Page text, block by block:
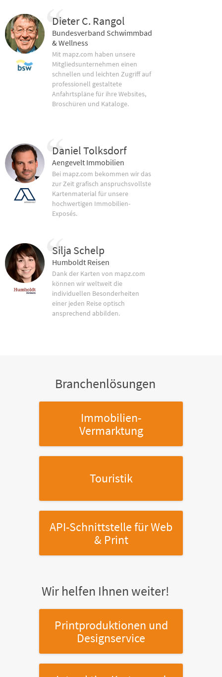
Dieter C. Rangol
Bundesverband Schwimmbad
& Wellness
Mit mapz.com haben unsere
Mitgliedsunternehmen einen
schnellen und leichten Zugriff auf
professionell gestaltete
Anfahrtspläne für ihre Websites,
Broschüren und Kataloge.
Daniel Tolksdorf
Aengevelt Immobilien
Bei mapz.com bekommen wir das
zur Zeit grafisch anspruchsvollste
Kartenmaterial für unsere
hochwertigen Immobilien-
Exposés.
Silja Schelp
Humboldt Reisen
Dank der Karten von mapz.com
können wir weltweit die
individuellen Besonderheiten
einer jeden Reise optisch
ansprechend abbilden.
Branchenlösungen
Immobilien-
Vermarktung
Touristik
API-Schnittstellefür Web
& Print
Wir helfen Ihnen weiter!
Printproduktionen und
Designservice